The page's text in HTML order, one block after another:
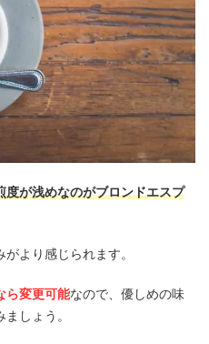
が浅めなのがブロンドエスプ
より感じられます。
ら変更可能なので、優しめの味
しょう。